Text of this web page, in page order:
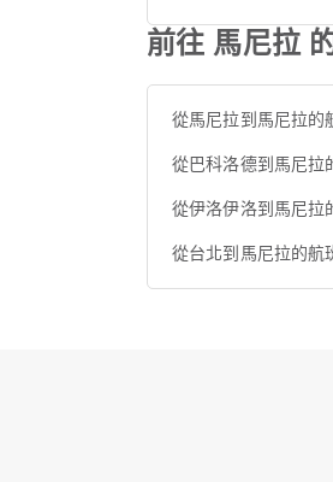
前往 馬尼拉
從馬尼拉到馬尼拉的
從巴科洛德到馬尼拉
從伊洛伊洛到馬尼拉
從台北到馬尼拉的航